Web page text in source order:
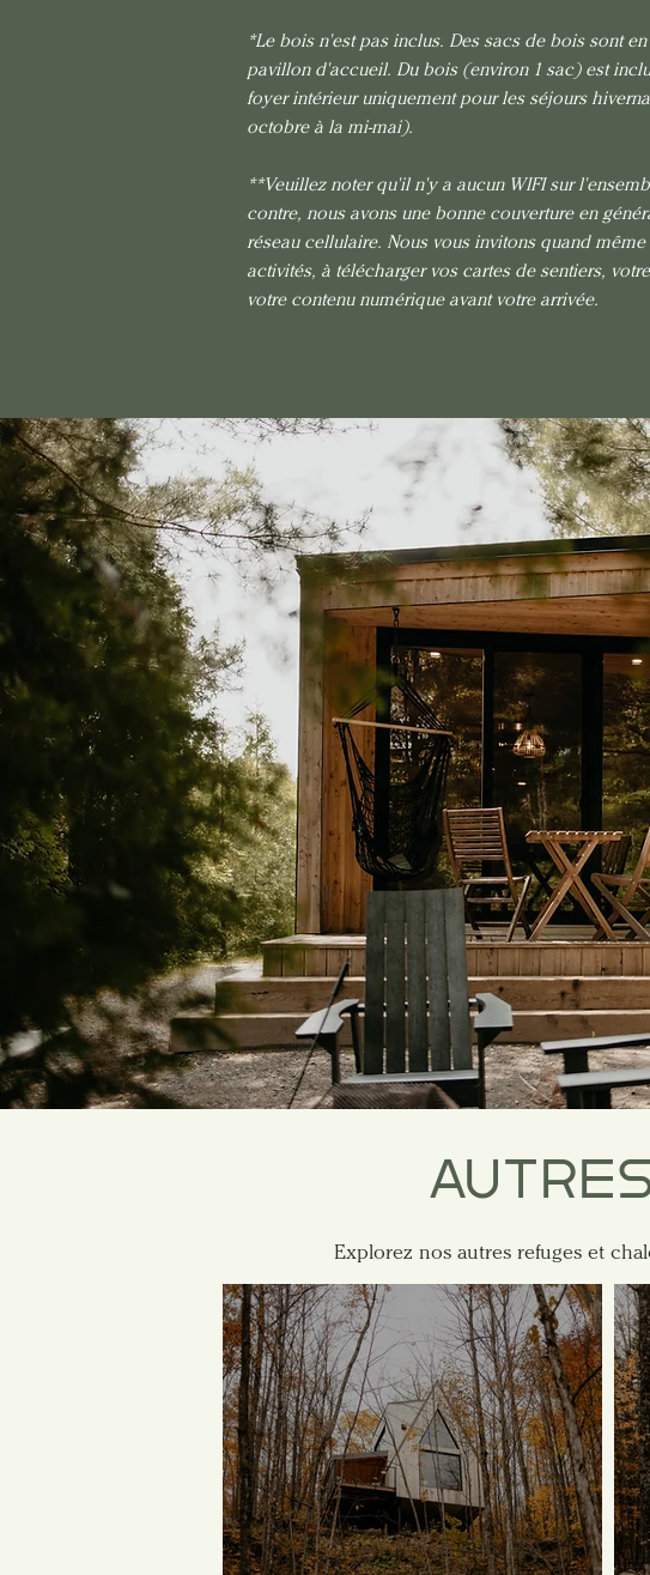
*Le bois n'est pas inclus. Des sacs de bois sont
pavillon d'accueil. Du bois (environ 1 sac) est
foyer intérieur uniquement pour les séjours
octobre à la mi-mai).
**Veuillez noter qu'il n'y a aucun WIFI sur
contre, nous avons une bonne couverture en
réseau cellulaire. Nous vous invitons quand
activités, à télécharger vos cartes de sentiers,
votre contenu numérique avant votre arrivée.
Explorez nos autres refuges et